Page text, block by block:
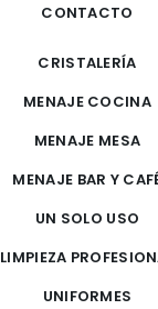
CONTACTO
CRISTALERÍA
MENAJE COCINA
MENAJE MESA
MENAJE BAR Y
UN SOLO USO
LIMPIEZA
UNIFORMES